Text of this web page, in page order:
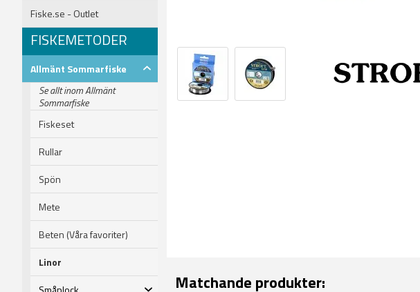
Fiske.se - Outlet
FISKEMETODER
Allmänt Sommarfiske
Se allt inom Allmänt
Sommarfiske
Fiskeset
Rullar
Spön
Mete
Beten (Våra favoriter)
Linor
Matchande produkter: